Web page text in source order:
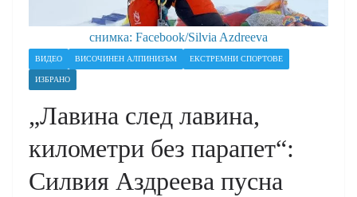
снимка: Facebook/Silvia Azdreeva
ВИДЕО ВИСОЧИНЕН АЛПИНИЗЪМ ЕКСТРЕМНИ СПОРТОВЕ
ИЗБРАНО
„Лавина след лавина,
километри без парапет“:
Силвия Аздреева пусна